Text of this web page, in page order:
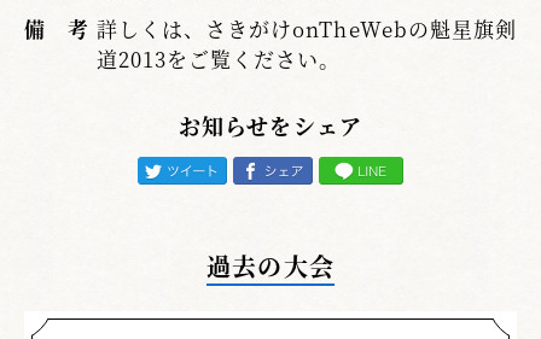
備 考 詳しくは、さきがけonTheWebの魁星旗剣
道2013をご覧ください。
お知らせをシェア
過去の大会